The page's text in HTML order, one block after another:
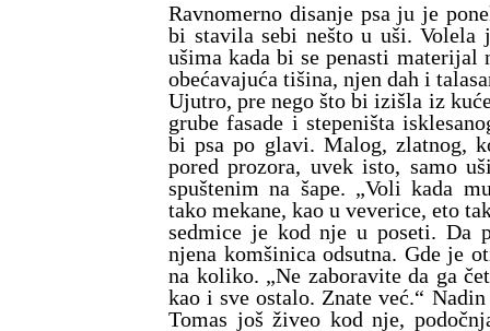
Ravnomerno disanje psa ju je
bi stavila sebi nešto u uši. Volela
ušima kada bi se penasti materijal
obećavajuća tišina, njen dah i
Ujutro, pre nego što bi izišla iz
grube fasade i stepeništa
bi psa po glavi. Malog, zlatnog,
pored prozora, uvek isto, samo
spuštenim na šape. „Voli kada
tako mekane, kao u veverice, eto
sedmice je kod nje u poseti. Da
njena komšinica odsutna. Gde je
na koliko. „Ne zaboravite da ga
kao i sve ostalo. Znate već.“
Tomas još živeo kod nje,